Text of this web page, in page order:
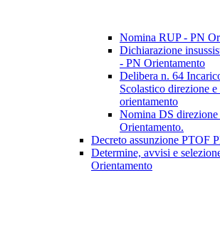
Nomina RUP - PN
Dichiarazione
- PN Orientamento
Delibera n. 64
Scolastico direzione
orientamento
Nomina DS
Orientamento.
Decreto assunzione PTOF
Determine, avvisi e
Orientamento